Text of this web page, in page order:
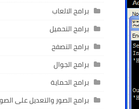
برامج الالعاب
برامج التحميل
برامج التصفح
برامج الجوال
برامج الحماية
برامج الصور والتعديل على